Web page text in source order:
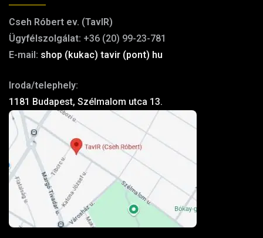
Cseh Róbert ev. (TavIR)
Ügyfélszolgálat: +36 (20) 99-23-781
E-mail: shop (kukac) tavir (pont) hu
Iroda/telephely:
1181 Budapest, Szélmalom utca 13.